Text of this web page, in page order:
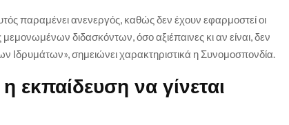
παραμένει ανενεργός, καθώς δεν έχουν εφαρμοστεί οι
διδασκόντων, όσο αξιέπαινες κι αν είναι, δεν
Ιδρυμάτων», σημειώνει χαρακτηριστικά η Συνομοσπονδία.
εκπαίδευση να γίνεται